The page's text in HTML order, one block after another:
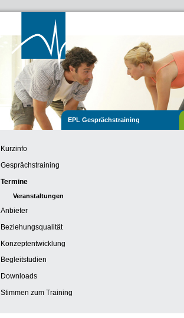
EPL Gesprächstraining
Kurzinfo
Gesprächstraining
Termine
Veranstaltungen
Anbieter
Beziehungsqualität
Konzeptentwicklung
Begleitstudien
Downloads
Stimmen zum Training